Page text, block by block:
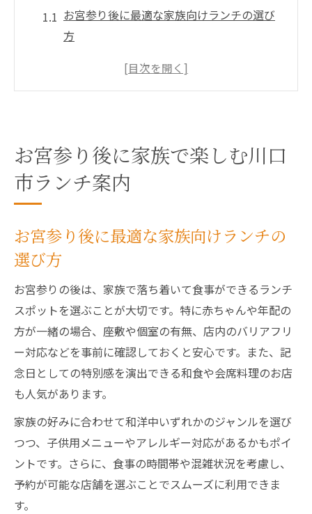
お宮参り後に最適な家族向けランチの選び
方
川口市で見つかる多世代対応のランチスポ
家族みんなでゆったり過ごせるランチ空間
とは
ランチ選びで重視したいアクセスと設備面
赤ちゃん連れにおすすめの川口市ランチ条
個室や座席形態で選ぶ安心ランチスポット
ベビーカー対応やおむつ替え可能なランチ
店
家族で安心して利用できる店選びのコツ
ランチタイムの混雑を避ける予約活用法
特別な日を彩るお宮参り後のおすすめランチ
お宮参り後に選ぶ特別ランチの特徴とは
懐石やコース料理が充実したランチの魅力
家族の記念日にぴったりなランチ空間紹介
お祝い気分を高める川口市ランチの演出
お宮参り後に家族で楽しむ川口
市ランチ案内
お宮参り後に最適な家族向けランチの
選び方
お宮参りの後は、家族で落ち着いて食事ができるランチ
スポットを選ぶことが大切です。特に赤ちゃんや年配の
方が一緒の場合、座敷や個室の有無、店内のバリアフリ
ー対応などを事前に確認しておくと安心です。また、記
念日としての特別感を演出できる和食や会席料理のお店
も人気があります。
家族の好みに合わせて和洋中いずれかのジャンルを選び
つつ、子供用メニューやアレルギー対応があるかもポイ
ントです。さらに、食事の時間帯や混雑状況を考慮し、
予約が可能な店舗を選ぶことでスムーズに利用できま
す。